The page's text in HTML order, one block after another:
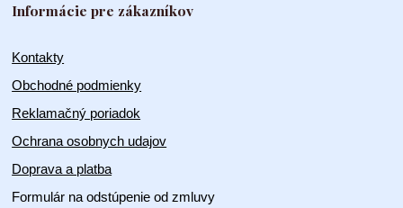
Informácie pre zákazníkov
Kontakty
Obchodné podmienky
Reklamačný poriadok
Ochrana osobnych udajov
Doprava a platba
Formulár na odstúpenie od zmluvy